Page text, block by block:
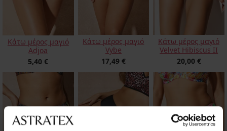
Κάτω μέρος μαγιό
Adjoa
5,40 €
Κάτω μέρος μαγιό
Vybe
17,49 €
Κάτω μέρος μαγιό
Velvet Hibiscus II
20,00 €